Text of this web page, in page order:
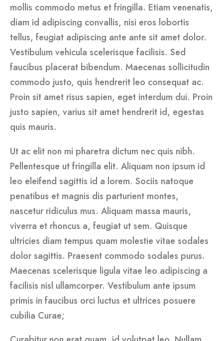
mollis commodo metus et fringilla. Etiam venenatis,
diam id adipiscing convallis, nisi eros lobortis
tellus, feugiat adipiscing ante ante sit amet dolor.
Vestibulum vehicula scelerisque facilisis. Sed
faucibus placerat bibendum. Maecenas sollicitudin
commodo justo, quis hendrerit leo consequat ac.
Proin sit amet risus sapien, eget interdum dui. Proin
justo sapien, varius sit amet hendrerit id, egestas
quis mauris.
Ut ac elit non mi pharetra dictum nec quis nibh.
Pellentesque ut fringilla elit. Aliquam non ipsum id
leo eleifend sagittis id a lorem. Sociis natoque
penatibus et magnis dis parturient montes,
nascetur ridiculus mus. Aliquam massa mauris,
viverra et rhoncus a, feugiat ut sem. Quisque
ultricies diam tempus quam molestie vitae sodales
dolor sagittis. Praesent commodo sodales purus.
Maecenas scelerisque ligula vitae leo adipiscing a
facilisis nisl ullamcorper. Vestibulum ante ipsum
primis in faucibus orci luctus et ultrices posuere
cubilia Curae;